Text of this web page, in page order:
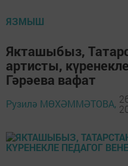
ЯЗМЫШ
Якташыбыз,
артисты,
Гәрәева вафат
Рузилә МӨХӘММӘТОВА,